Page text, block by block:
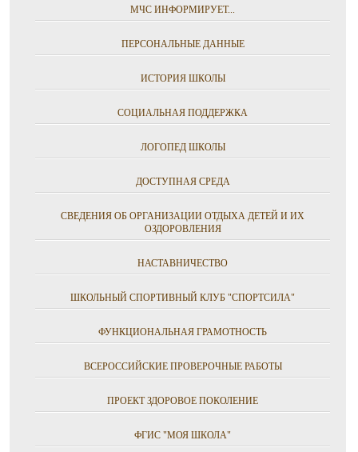
МЧС ИНФОРМИРУЕТ...
ПЕРСОНАЛЬНЫЕ ДАННЫЕ
ИСТОРИЯ ШКОЛЫ
СОЦИАЛЬНАЯ ПОДДЕРЖКА
ЛОГОПЕД ШКОЛЫ
ДОСТУПНАЯ СРЕДА
СВЕДЕНИЯ ОБ ОРГАНИЗАЦИИ ОТДЫХА ДЕТЕЙ И ИХ
ОЗДОРОВЛЕНИЯ
НАСТАВНИЧЕСТВО
ШКОЛЬНЫЙ СПОРТИВНЫЙ КЛУБ "СПОРТСИЛА"
ФУНКЦИОНАЛЬНАЯ ГРАМОТНОСТЬ
ВСЕРОССИЙСКИЕ ПРОВЕРОЧНЫЕ РАБОТЫ
ПРОЕКТ ЗДОРОВОЕ ПОКОЛЕНИЕ
ФГИС "МОЯ ШКОЛА"